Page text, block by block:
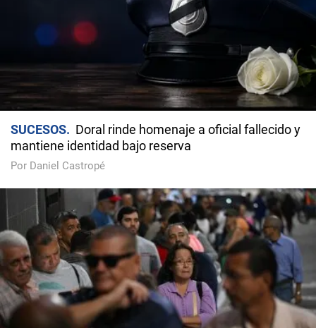
SUCESOS
Doral rinde homenaje a oficial fallecido y
mantiene identidad bajo reserva
Por Daniel Castropé